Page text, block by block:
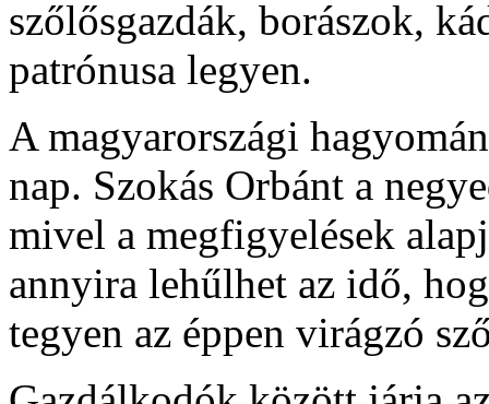
szőlősgazdák, borászok,
patrónusa legyen.
A magyarországi
nap. Szokás Orbánt a
mivel a megfigyelések
annyira lehűlhet az idő,
tegyen az éppen virágzó